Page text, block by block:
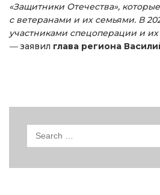
«Защитники Отечества»,
с ветеранами и их семьями. В
участниками спецоперации и
—заявил глава региона
Search